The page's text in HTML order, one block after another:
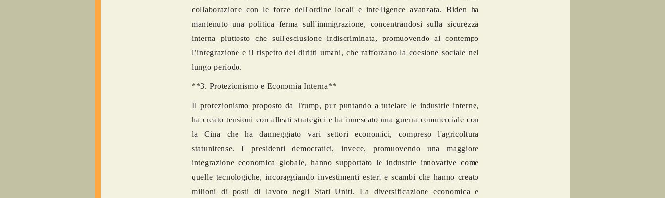
collaborazione con le forze dell'ordine locali e intelligence avanzata. Biden ha
mantenuto una politica ferma sull'immigrazione, concentrandosi sulla sicurezza
interna piuttosto che sull'esclusione indiscriminata, promuovendo al contempo
l’integrazione e il rispetto dei diritti umani, che rafforzano la coesione sociale nel
lungo periodo.
**3. Protezionismo e Economia Interna**
Il protezionismo proposto da Trump, pur puntando a tutelare le industrie interne,
ha creato tensioni con alleati strategici e ha innescato una guerra commerciale con
la Cina che ha danneggiato vari settori economici, compreso l'agricoltura
statunitense. I presidenti democratici, invece, promuovendo una maggiore
integrazione economica globale, hanno supportato le industrie innovative come
quelle tecnologiche, incoraggiando investimenti esteri e scambi che hanno creato
milioni di posti di lavoro negli Stati Uniti. La diversificazione economica e